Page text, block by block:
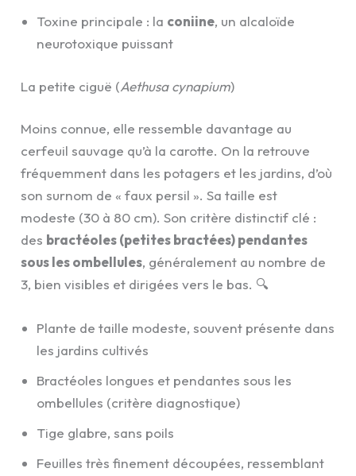
Toxine principale : la coniine, un alcaloïde
neurotoxique puissant
La petite ciguë (Aethusa cynapium)
Moins connue, elle ressemble davantage au
cerfeuil sauvage qu’à la carotte. On la retrouve
fréquemment dans les potagers et les jardins, d’où
son surnom de « faux persil ». Sa taille est
modeste (30 à 80 cm). Son critère distinctif clé :
des bractéoles (petites bractées) pendantes
sous les ombellules, généralement au nombre de
3, bien visibles et dirigées vers le bas. 🔍
Plante de taille modeste, souvent présente dans
les jardins cultivés
Bractéoles longues et pendantes sous les
ombellules (critère diagnostique)
Tige glabre, sans poils
Feuilles très finement découpées, ressemblant